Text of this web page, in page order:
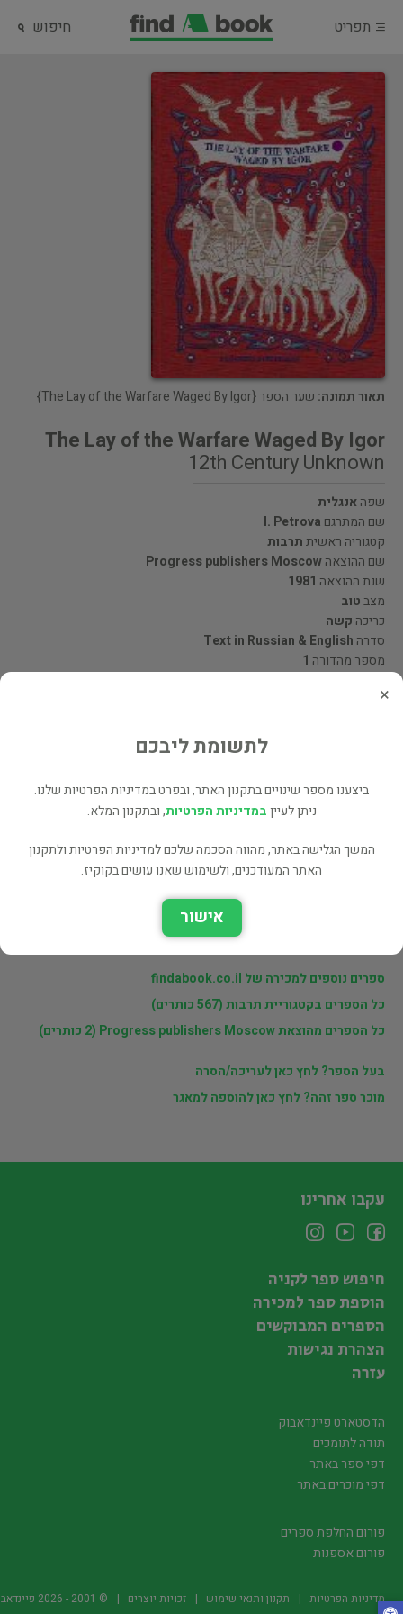
תפריט חיפוש
תאור תמונה: שער הספר {The Lay of the Warfare Waged By Igor}
The Lay of the Warfare Waged By Igor
12th Century Unknown
שפהאנגלית
שם המתרגם I. Petrova
קטגוריה ראשיתתרבות
שם ההוצאהProgress publishers Moscow
שנת ההוצאה 1981
מצבטוב
כריכה קשה
סדרה Text in Russian & English
מספר מהדורה 1
פרטי המוכר
ספרים נוספים למכירה של findabook.co.il
כל הספרים בקטגוריית תרבות (567 כותרים)
כל הספרים מהוצאת Progress publishers Moscow (2 כותרים)
בעל הספר? לחץ כאן לעריכה/הסרה
מוכר ספר זהה? לחץ כאן להוספה למאגר
×
לתשומת ליבכם
ביצענו מספר שינויים בתקנון האתר, ובפרט במדיניות הפרטיות שלנו.
ניתן לעייןבמדיניות הפרטיות, ובתקנון המלא.
המשך הגלישה באתר, מהווה הסכמה שלכם למדיניות הפרטיות ולתקנון
האתר המעודכנים, ולשימוש שאנו עושים בקוקיז.
אישור
עקבו אחרינו
חיפוש ספר לקניה
הוספת ספר למכירה
הספרים המבוקשים
הצהרת נגישות
עזרה
הדסטארט פיינדאבוק
תודה לתומכים
דפי ספר באתר
דפי מוכרים באתר
פורום החלפת ספרים
פורום אספנות
מדיניות הפרטיות תקנון ותנאי שימוש זכויות יוצרים © 2001 -
2026